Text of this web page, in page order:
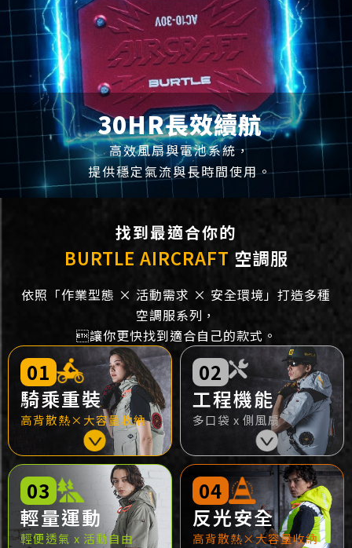
30HR長效續航
高效風扇與電池系統，
提供穩定氣流與長時間使用。
找到最適合你的
BURTLE AIRCRAFT 空調服
依照「作業型態 × 活動需求 × 安全環境」打造多種
空調服系列，
讓你更快找到適合自己的款式。
01
騎乘重裝
高背散熱×大容量收納
02
工程機能
多口袋 x 側風扇
03
輕量運動
輕便透氣 x 活動自由
04
反光安全
高背散熱×大容量收納